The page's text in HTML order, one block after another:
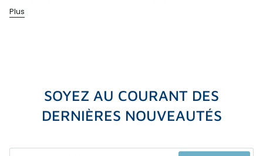
Plus
SOYEZ AU COURANT DES
DERNIÈRES NOUVEAUTÉS